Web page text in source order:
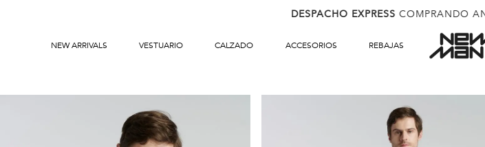
DESPACHO EXPRESS COMPRANDO
NEW ARRIVALS VESTUARIO CALZADO ACCESORIOS REBAJAS